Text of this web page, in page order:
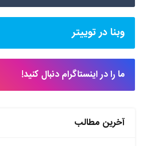
وبنا در توییتر
ما را در اینستاگرام دنبال کنید!
آخرین مطالب